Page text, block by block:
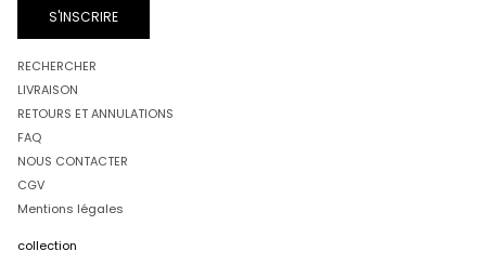
S'INSCRIRE
RECHERCHER
LIVRAISON
RETOURS ET ANNULATIONS
FAQ
NOUS CONTACTER
CGV
Mentions légales
collection